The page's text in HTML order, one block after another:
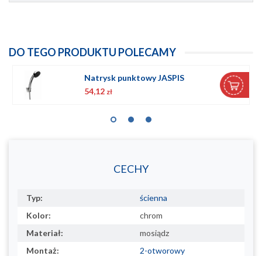
DO TEGO PRODUKTU POLECAMY
Natrysk punktowy JASPIS
54,12 zł
CECHY
Typ:
ścienna
Kolor:
chrom
Materiał:
mosiądz
Montaż:
2-otworowy